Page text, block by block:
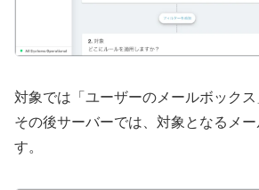
対象では「ユーザーのメールボックス
その後サーバーでは、対象となるメ
す。